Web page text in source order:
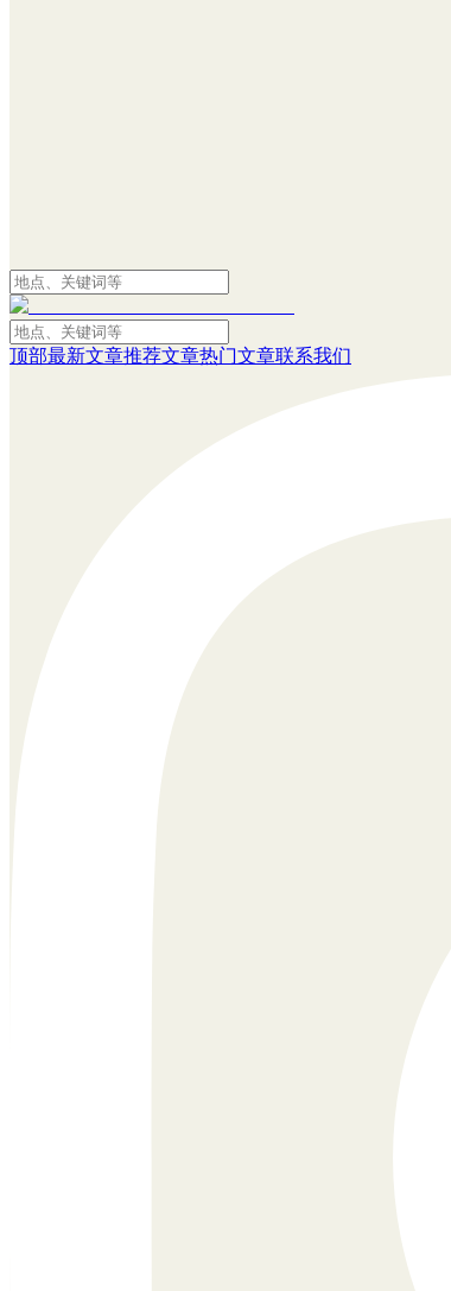
顶部最新文章推荐文章热门文章联系我们